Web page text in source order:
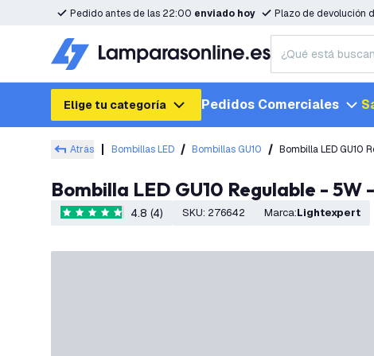
Pedido antes de las 22:00 enviado hoy Plazo de devolución
Elige tu categoría Pedidos Comerciales
Atrás Bombillas LED Bombillas GU10 Bombilla LED
Bombilla LED GU10 Regulable -
4.8 estrellas de puntuación
4.8 (4) SKU: 276642 Marca: Lightexpert